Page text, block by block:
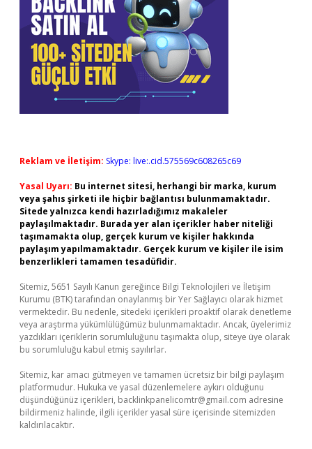
Reklam ve İletişim: Skype: live:.cid.575569c608265c69
Yasal Uyarı: Bu internet sitesi, herhangi bir marka, kurum
veya şahıs şirketi ile hiçbir bağlantısı bulunmamaktadır.
Sitede yalnızca kendi hazırladığımız makaleler
paylaşılmaktadır. Burada yer alan içerikler haber niteliği
taşımamakta olup, gerçek kurum ve kişiler hakkında
paylaşım yapılmamaktadır. Gerçek kurum ve kişiler ile isim
benzerlikleri tamamen tesadüfidir.
Sitemiz, 5651 Sayılı Kanun gereğince Bilgi Teknolojileri ve İletişim
Kurumu (BTK) tarafından onaylanmış bir Yer Sağlayıcı olarak hizmet
vermektedir. Bu nedenle, sitedeki içerikleri proaktif olarak denetleme
veya araştırma yükümlülüğümüz bulunmamaktadır. Ancak, üyelerimiz
yazdıkları içeriklerin sorumluluğunu taşımakta olup, siteye üye olarak
bu sorumluluğu kabul etmiş sayılırlar.
Sitemiz, kar amacı gütmeyen ve tamamen ücretsiz bir bilgi paylaşım
platformudur. Hukuka ve yasal düzenlemelere aykırı olduğunu
düşündüğünüz içerikleri, backlinkpanelicomtr@gmail.com adresine
bildirmeniz halinde, ilgili içerikler yasal süre içerisinde sitemizden
kaldırılacaktır.